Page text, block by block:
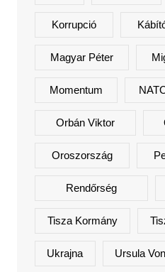
Korrupció
Magyar Péter
Momentum
Orbán Viktor
Oroszország
Rendőrség
Tisza Kormány
Ukrajna Ursula